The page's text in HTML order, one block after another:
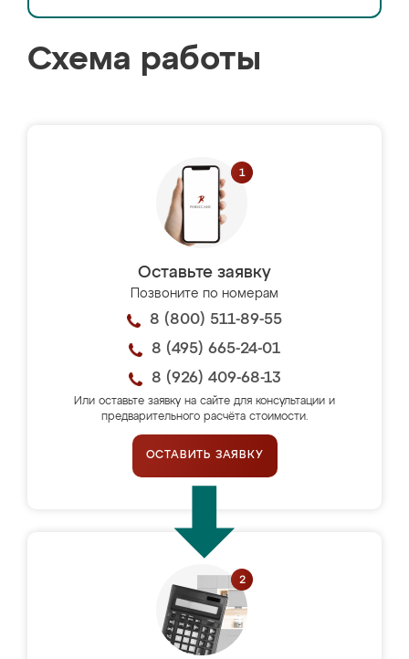
Схема работы
Оставьте заявку
Позвоните по номерам
8 (800) 511-89-55
8 (495) 665-24-01
8 (926) 409-68-13
Или оставьте заявку на сайте для консультации и
предварительного расчёта стоимости.
ОСТАВИТЬ ЗАЯВКУ